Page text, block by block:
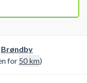
Brøndby
for 50km)